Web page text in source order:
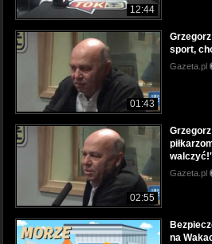
12:44
01:43
sport,
Gazeta.pl
02:55
Gazeta.pl
na